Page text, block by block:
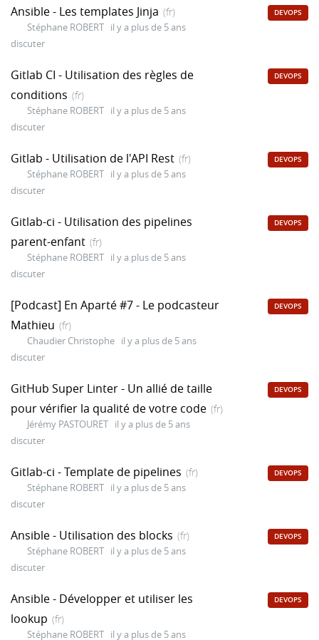
Ansible - Les templates Jinja (fr)
Stéphane ROBERT il y a plus de 5 ans
discuter
DEVOPS
Gitlab CI - Utilisation des règles de
conditions (fr)
Stéphane ROBERT il y a plus de 5 ans
discuter
DEVOPS
Gitlab - Utilisation de l'API Rest (fr)
Stéphane ROBERT il y a plus de 5 ans
discuter
DEVOPS
Gitlab-ci - Utilisation des pipelines
parent-enfant (fr)
Stéphane ROBERT il y a plus de 5 ans
discuter
DEVOPS
[Podcast] En Aparté #7 - Le podcasteur
Mathieu (fr)
Chaudier Christophe il y a plus de 5 ans
discuter
DEVOPS
GitHub Super Linter - Un allié de taille
pour vérifier la qualité de votre code (fr)
Jérémy PASTOURET il y a plus de 5 ans
discuter
DEVOPS
Gitlab-ci - Template de pipelines (fr)
Stéphane ROBERT il y a plus de 5 ans
discuter
DEVOPS
Ansible - Utilisation des blocks (fr)
Stéphane ROBERT il y a plus de 5 ans
discuter
DEVOPS
Ansible - Développer et utiliser les
lookup (fr)
Stéphane ROBERT il y a plus de 5 ans
DEVOPS